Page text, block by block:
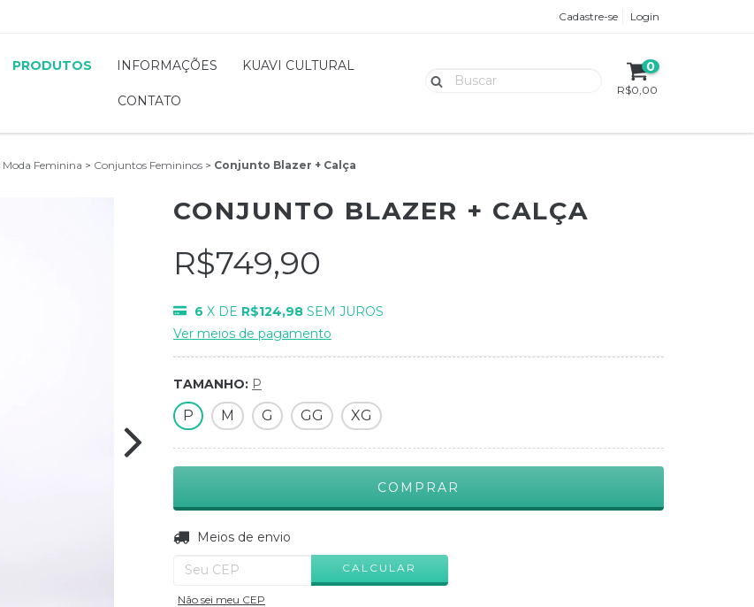
Cadastre-se Login
PRODUTOS INFORMAÇÕES KUAVI CULTURAL
CONTATO
0
R$0,00
Moda Feminina > Conjuntos Femininos > Conjunto Blazer + Calça
CONJUNTO BLAZER + CALÇA
R$749,90
6 X DE R$124,98 SEM JUROS
Ver meios de pagamento
TAMANHO: P
P M G GG XG
Entregas para o CEP:
Meios de envio
CALCULAR
Não sei meu CEP